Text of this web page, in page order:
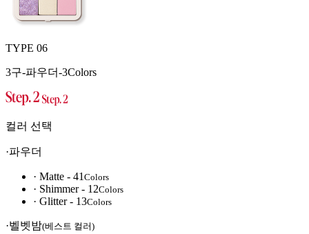
TYPE 06
3구-파우더-3Colors
컬러 선택
·파우더
· Matte - 41 Colors
· Shimmer - 12Colors
· Glitter - 13Colors
·벨벳밤(베스트 컬러)